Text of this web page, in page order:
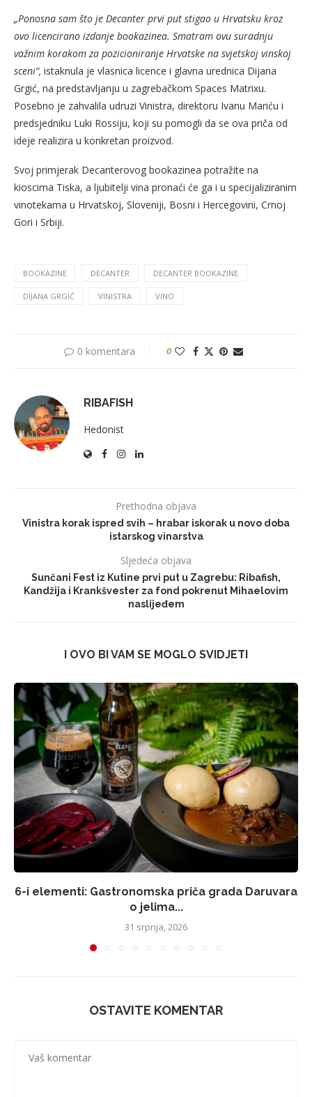
„Ponosna sam što je Decanter prvi put stigao u Hrvatsku kroz
ovo licencirano izdanje bookazinea. Smatram ovu suradnju
važnim korakom za pozicioniranje Hrvatske na svjetskoj vinskoj
sceni“, istaknula je vlasnica licence i glavna urednica Dijana
Grgić, na predstavljanju u zagrebačkom Spaces Matrixu.
Posebno je zahvalila udruzi Vinistra, direktoru Ivanu Mariću i
predsjedniku Luki Rossiju, koji su pomogli da se ova priča od
ideje realizira u konkretan proizvod.
Svoj primjerak Decanterovog bookazinea potražite na
kioscima Tiska, a ljubitelji vina pronaći će ga i u specijaliziranim
vinotekama u Hrvatskoj, Sloveniji, Bosni i Hercegovini, Crnoj
Gori i Srbiji.
BOOKAZINE DECANTER DECANTER BOOKAZINE
DIJANA GRGIĆ VINISTRA VINO
0 komentara 0
RIBAFISH
Hedonist
Prethodna objava
Vinistra korak ispred svih – hrabar iskorak u novo doba
istarskog vinarstva
Sljedeća objava
Sunčani Fest iz Kutine prvi put u Zagrebu: Ribafish,
Kandžija i Krankšvester za fond pokrenut Mihaelovim
naslijeđem
I OVO BI VAM SE MOGLO SVIDJETI
6-i elementi: Gastronomska priča grada Daruvara
o jelima...
31 srpnja, 2026
OSTAVITE KOMENTAR